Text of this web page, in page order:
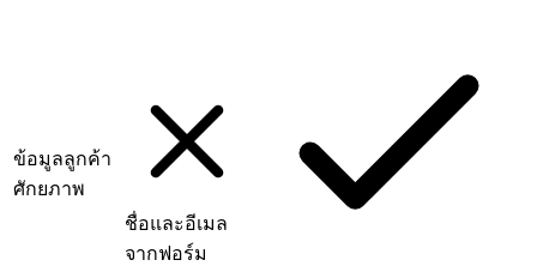
ข้อมูลลูกค้า
ศักยภาพ
ชื่อและอีเมล
จากฟอร์ม